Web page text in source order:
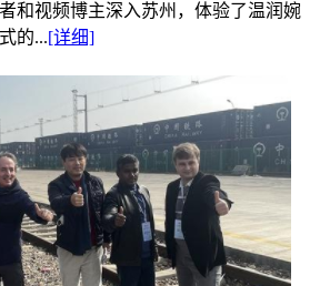
和视频博主深入苏州，体验了温润婉
的...[详细]